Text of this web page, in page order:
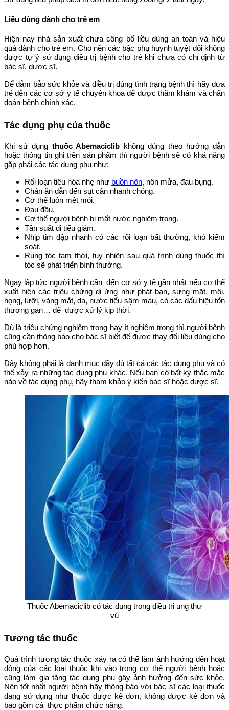
Liều dùng dành cho trẻ em
Hiện nay nhà sản xuất chưa công bố liều dùng an toàn và hiệu
quả dành cho trẻ em. Cho nên các bậc phụ huynh tuyệt đối không
được tự ý sử dụng điều trị bệnh cho trẻ khi chưa có chỉ định từ
bác sĩ, dược sĩ.
Để đảm bảo sức khỏe và điều trị đúng tình trạng bệnh thì hãy đưa
trẻ đến các cơ sở y tế chuyên khoa để được thăm khám và chẩn
đoán bệnh chính xác.
Tác dụng phụ của thuốc
Khi sử dụng thuốc Abemaciclib không đúng theo hướng dẫn
hoặc thông tin ghi trên sản phẩm thì người bệnh sẽ có khả năng
gặp phải các tác dụng phụ như:
Rối loạn tiêu hóa nhẹ như buồn nôn, nôn mửa, đau bụng.
Chán ăn dẫn đến sụt cân nhanh chóng.
Cơ thể luôn mệt mỏi.
Đau đầu.
Cơ thể người bệnh bị mất nước nghiêm trọng.
Tần suất đi tiểu giảm.
Nhịp tim đập nhanh có các rối loạn bất thường, khó kiểm
soát.
Rụng tóc tạm thời, tuy nhiên sau quá trình dùng thuốc thì
tóc sẽ phát triển bình thường.
Ngay lập tức người bệnh cần đến cơ sở y tế gần nhất nếu cơ thể
xuất hiện các triệu chứng dị ứng như phát ban, sưng mặt, môi,
họng, lưỡi, vàng mắt, da, nước tiểu sậm màu, có các dấu hiệu tổn
thương gan… để được xử lý kịp thời.
Dù là triệu chứng nghiêm trọng hay ít nghiêm trọng thì người bệnh
cũng cần thông báo cho bác sĩ biết để được thay đổi liều dùng cho
phù hợp hơn.
Đây không phải là danh mục đầy đủ tất cả các tác dụng phụ và có
thể xảy ra những tác dụng phụ khác. Nếu bạn có bất kỳ thắc mắc
nào về tác dụng phụ, hãy tham khảo ý kiến bác sĩ hoặc dược sĩ.
Thuốc Abemaciclib có tác dụng trong điều trị ung thư
vú
Tương tác thuốc
Quá trình tương tác thuốc xảy ra có thể làm ảnh hưởng đến hoạt
động của các loại thuốc khi vào trong cơ thể người bệnh hoặc
cũng làm gia tăng tác dụng phụ gây ảnh hưởng đến sức khỏe.
Nên tốt nhất người bệnh hãy thông báo với bác sĩ các loại thuốc
đang sử dụng như thuốc được kê đơn, không được kê đơn và
bao gồm cả thực phẩm chức năng.